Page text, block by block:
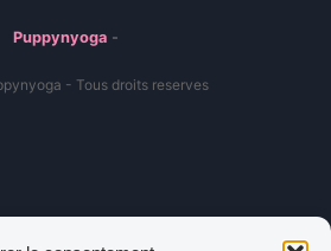
Puppynyoga-
- Tous droits reserves